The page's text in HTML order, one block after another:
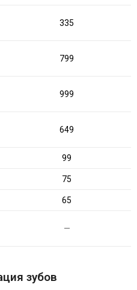
335
799
999
649
99
75
65
—
зубов